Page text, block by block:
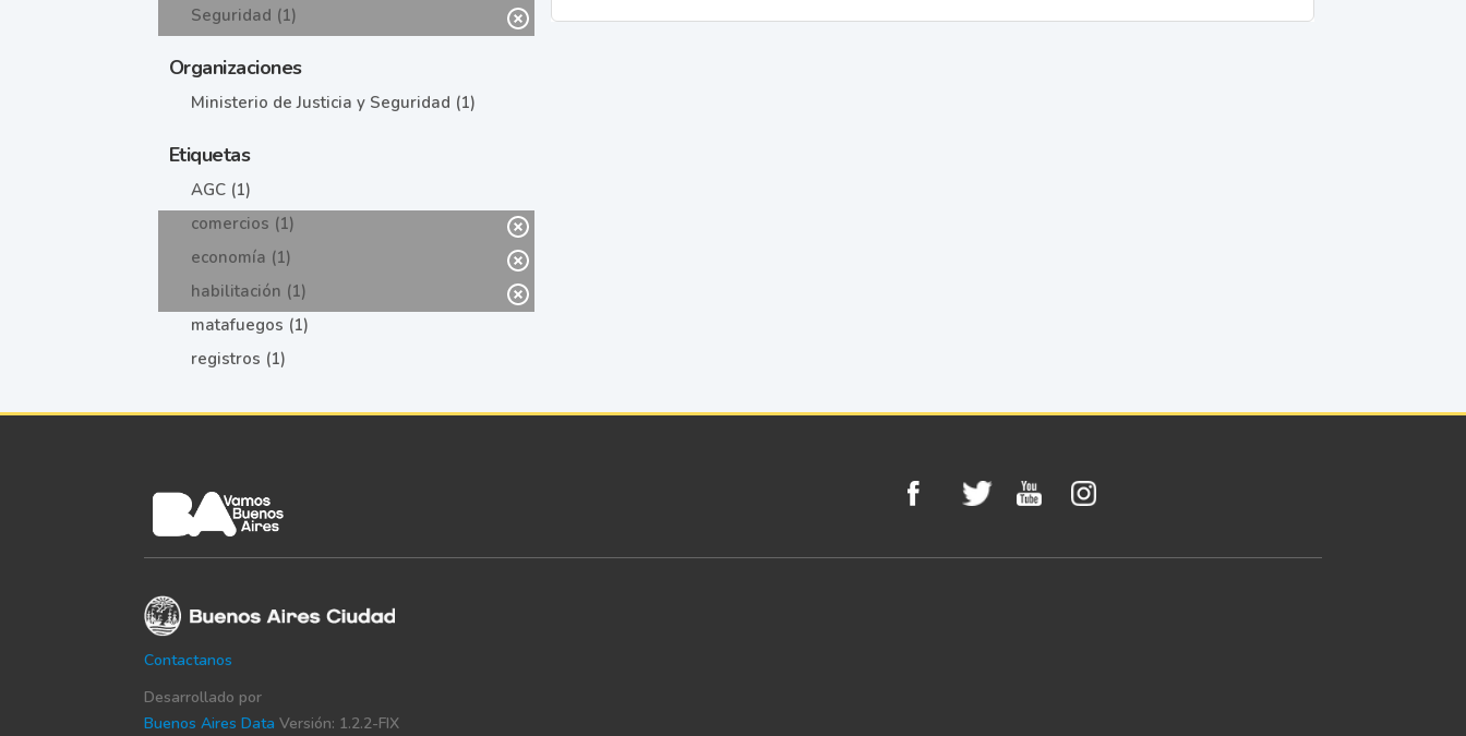
Seguridad (1)
Organizaciones
Ministerio de Justicia y Seguridad (1)
Etiquetas
AGC (1)
comercios (1)
economía (1)
habilitación (1)
matafuegos (1)
registros (1)
Contactanos
Desarrollado por
Buenos Aires Data Versión: 1.2.2-FIX